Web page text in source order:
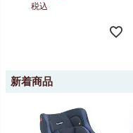
税込
新着商品